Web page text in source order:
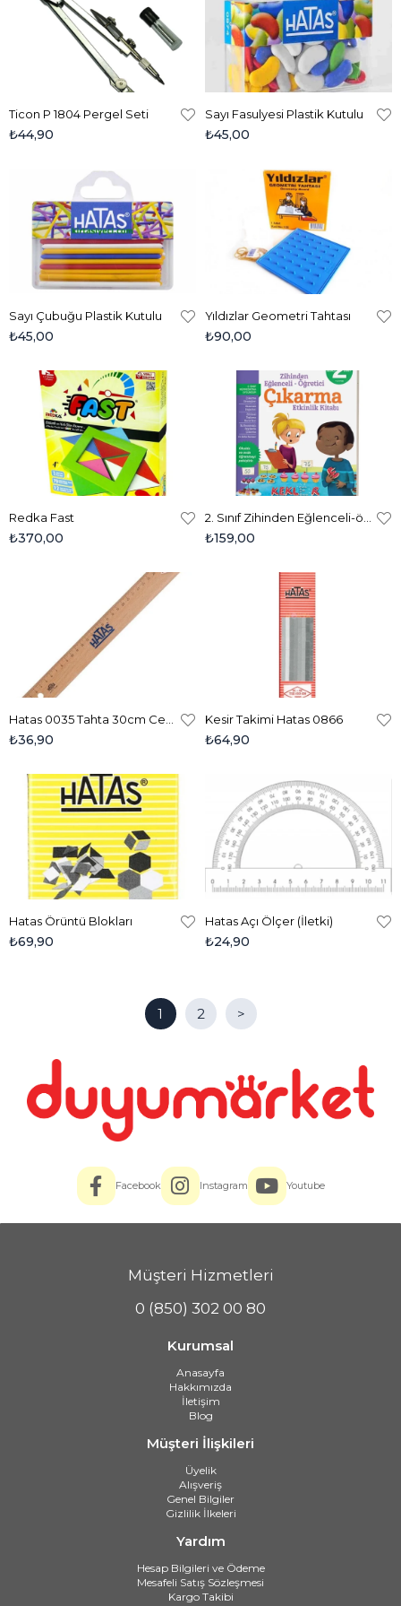
Ticon P 1804 Pergel Seti
₺44,90
Sayı Fasulyesi Plastik Kutulu
₺45,00
Sayı Çubuğu Plastik Kutulu
₺45,00
Yıldızlar Geometri Tahtası
₺90,00
Redka Fast
₺370,00 ₺159,00
₺36,90
Kesir Takimi Hatas 0866
₺64,90
Hatas Örüntü Blokları
₺69,90
Hatas Açı Ölçer (İletki)
₺24,90
1 2 >
Facebook Instagram Youtube
Müşteri Hizmetleri
0 (850) 302 00 80
Kurumsal
Anasayfa
Hakkımızda
İletişim
Blog
Müşteri İlişkileri
Üyelik
Alışveriş
Genel Bilgiler
Gizlilik İlkeleri
Yardım
Hesap Bilgileri ve Ödeme
Mesafeli Satış Sözleşmesi
Kargo Takibi